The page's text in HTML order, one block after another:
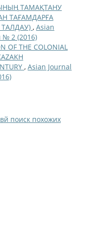
ТАМАҚТАНУ
ТАҒАМДАРҒА
, Asian
№ 2 (2016)
OF THE COLONIAL
, Asian Journal
поиск похожих